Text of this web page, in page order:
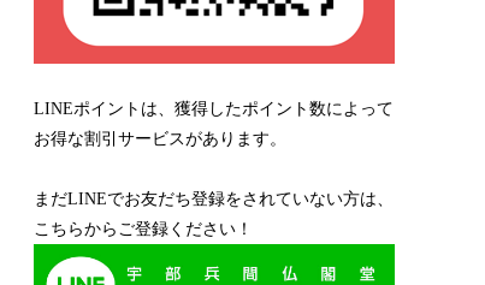
LINEポイントは、獲得したポイント数によって
お得な割引サービスがあります。
まだLINEでお友だち登録をされていない方は、
こちらからご登録ください！